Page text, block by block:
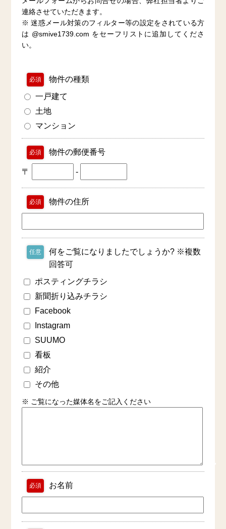
連絡させていただきます。
※ 迷惑メール対策のフィルター等の設定をされている方
は @smive1739.com をセーフリストに追加してくださ
い。
必須
物件の種類
一戸建て
土地
マンション
必須 物件の郵便番号
〒 -
必須 物件の住所
任意
何をご覧になりましたでしょうか? ※複数
回答可
ポスティングチラシ
新聞折り込みチラシ
Facebook
Instagram
SUUMO
看板
紹介
その他
※ ご覧になった媒体名をご記入ください
必須 お名前